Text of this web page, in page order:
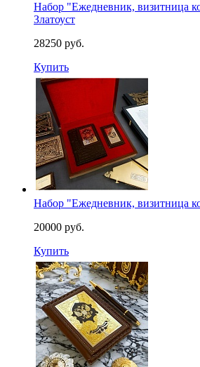
Набор "Ежедневник, визитница
Златоуст
28250 руб.
Купить
Набор "Ежедневник, визитница
20000 руб.
Купить